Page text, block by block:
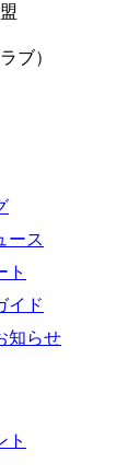
ブ）
ース
ト
イド
知らせ
ト